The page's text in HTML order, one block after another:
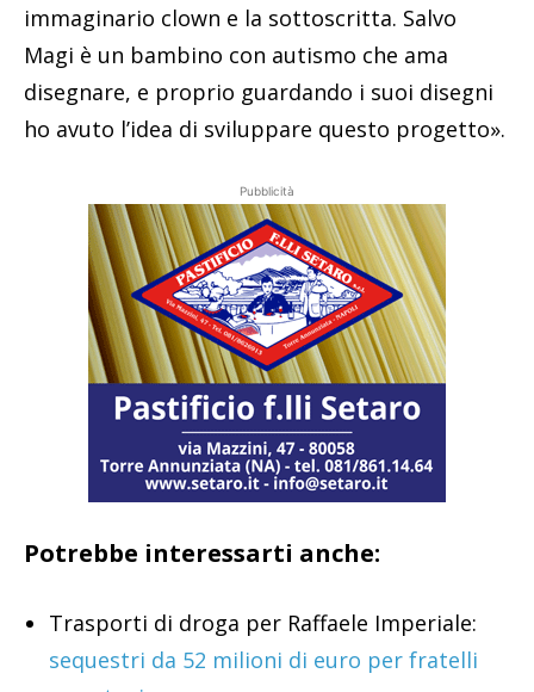
immaginario clown e la sottoscritta. Salvo
Magi è un bambino con autismo che ama
disegnare, e proprio guardando i suoi disegni
ho avuto l’idea di sviluppare questo progetto».
Pubblicità
Potrebbe interessarti anche:
Trasporti di droga per Raffaele Imperiale:
sequestri da 52 milioni di euro per fratelli